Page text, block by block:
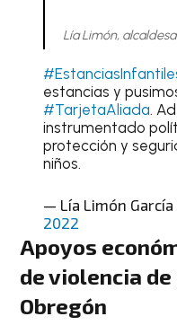
Lía Limón,
estancias y
#TarjetaAliada.
instrumentado
protección y
niños.
— Lía Limón García
2022
Apoyos
de violencia
Obregón